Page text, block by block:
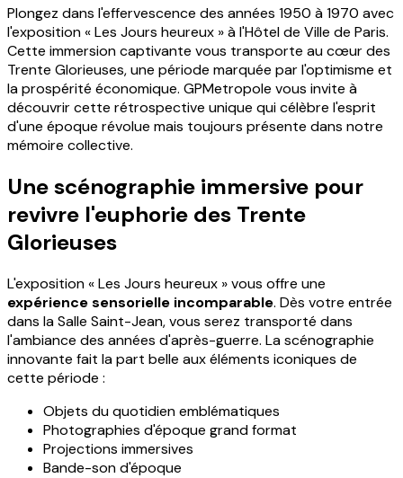
Plongez dans l'effervescence des années 1950 à 1970 avec
l'exposition « Les Jours heureux » à l'Hôtel de Ville de Paris.
Cette immersion captivante vous transporte au cœur des
Trente Glorieuses, une période marquée par l'optimisme et
la prospérité économique. GPMetropole vous invite à
découvrir cette rétrospective unique qui célèbre l'esprit
d'une époque révolue mais toujours présente dans notre
mémoire collective.
Une scénographie immersive pour
revivre l'euphorie des Trente
Glorieuses
L'exposition « Les Jours heureux » vous offre une
expérience sensorielle incomparable. Dès votre entrée
dans la Salle Saint-Jean, vous serez transporté dans
l'ambiance des années d'après-guerre. La scénographie
innovante fait la part belle aux éléments iconiques de
cette période :
Objets du quotidien emblématiques
Photographies d'époque grand format
Projections immersives
Bande-son d'époque